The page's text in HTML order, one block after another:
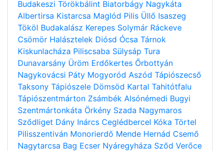
Budakeszi Törökbálint Biatorbágy Nagykáta
Albertirsa Kistarcsa Maglód Pilis Üllő Isaszeg
Tököl Budakalász Kerepes Solymár Ráckeve
Csömör Halásztelek Diósd Ócsa Tárnok
Kiskunlacháza Piliscsaba Sülysáp Tura
Dunavarsány Üröm Erdőkertes Őrbottyán
Nagykovácsi Páty Mogyoród Aszód Tápiószecső
Taksony Tápiószele Dömsöd Kartal Tahitótfalu
Tápiószentmárton Zsámbék Alsónémedi Bugyi
Szentmártonkáta Örkény Szada Nagymaros
Sződliget Dány Inárcs Ceglédbercel Kóka Törtel
Pilisszentiván Monorierdő Mende Hernád Csemő
Nagytarcsa Bag Ecser Nyáregyháza Sződ Verőce